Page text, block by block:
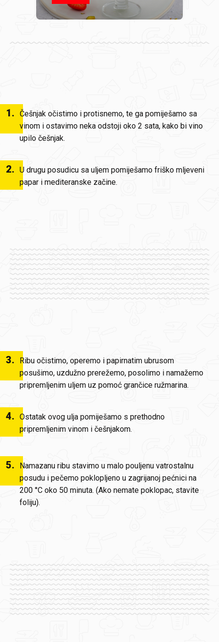
1.
Češnjak očistimo i protisnemo, te ga pomiješamo sa
vinom i ostavimo neka odstoji oko 2 sata, kako bi vino
upilo češnjak.
2. U drugu posudicu sa uljem pomiješamo friško mljeveni
papar i mediteranske začine.
3.
Ribu očistimo, operemo i papirnatim ubrusom
posušimo, uzdužno prerežemo, posolimo i namažemo
pripremljenim uljem uz pomoć grančice ružmarina.
4. Ostatak ovog ulja pomiješamo s prethodno
pripremljenim vinom i češnjakom.
5.
Namazanu ribu stavimo u malo pouljenu vatrostalnu
posudu i pečemo poklopljeno u zagrijanoj pećnici na
200 °C oko 50 minuta. (Ako nemate poklopac, stavite
foliju).